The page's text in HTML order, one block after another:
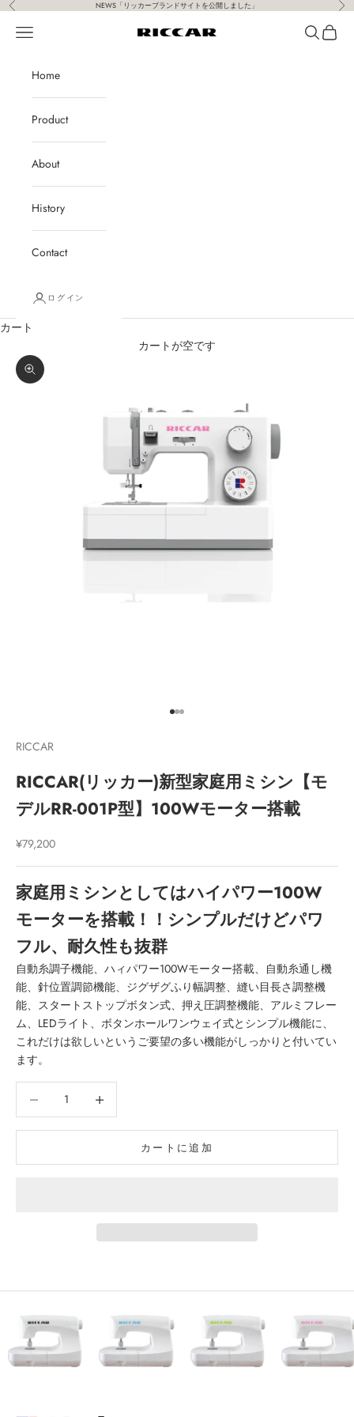
コンテンツへスキップ
前へ NEWS「 リッカーブランドサイトを公開しました 」 次へ
Riccar
メニュー 検索カート
Home
Product
About
History
Contact
ログイン
カート
カートが空です
ズームイン
I18n Error: Missing interpolation
I18n Error: Missing interpolation
I18n Error: Missing interpolation
RICCAR
RICCAR(リッカー)新型家庭用ミシン【モ
デルRR-001P型】100Wモーター搭載
セール価格
¥79,200
家庭用ミシンとしてはハイパワー100W
モーターを搭載！！シンプルだけどパワ
フル、耐久性も抜群
自動糸調子機能、ハィパワー100Wモーター搭載、自動糸通し機
能、針位置調節機能、ジグザグふり幅調整、縫い目長さ調整機
能、スタートストップボタン式、押え圧調整機能、アルミフレー
ム、LEDライト、ボタンホールワンウェイ式とシンプル機能に、
これだけは欲しいというご要望の多い機能がしっかりと付いてい
ます。
カートに追加